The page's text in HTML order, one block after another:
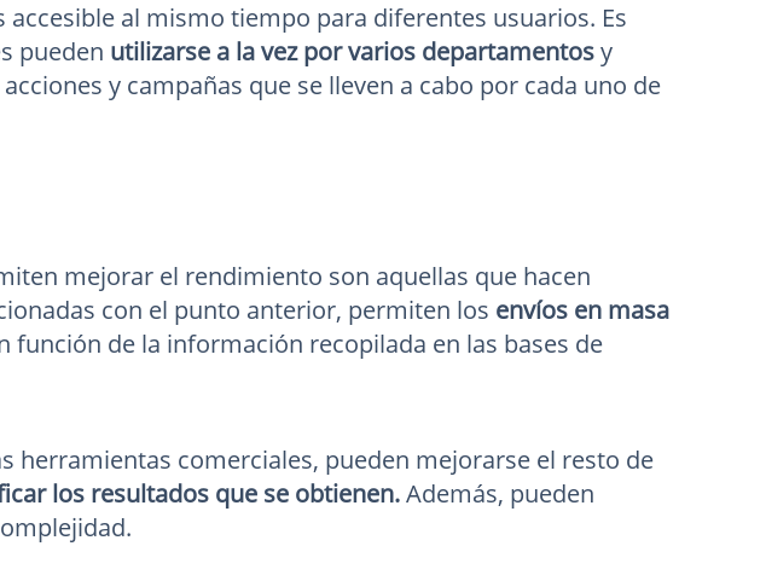
al mismo tiempo para diferentes usuarios. Es
pueden utilizarse a la vez por varios departamentosy
y campañas que se lleven a cabo por cada uno de
mejorar el rendimiento son aquellas que hacen
con el punto anterior, permiten los envíos en masa
función de la información recopilada en las bases de
herramientas comerciales, pueden mejorarse el resto de
los resultados que se obtienen.Además, pueden